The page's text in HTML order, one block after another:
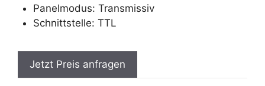
Panelmodus: Transmissiv
Schnittstelle: TTL
Jetzt Preis anfragen